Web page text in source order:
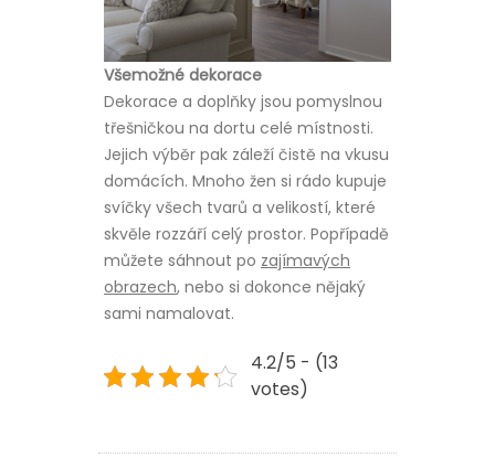
Všemožné dekorace
Dekorace a doplňky jsou pomyslnou
třešničkou na dortu celé místnosti.
Jejich výběr pak záleží čistě na vkusu
domácích. Mnoho žen si rádo kupuje
svíčky všech tvarů a velikostí, které
skvěle rozzáří celý prostor. Popřípadě
můžete sáhnout po zajímavých
obrazech, nebo si dokonce nějaký
sami namalovat.
4.2/5 - (13
votes)